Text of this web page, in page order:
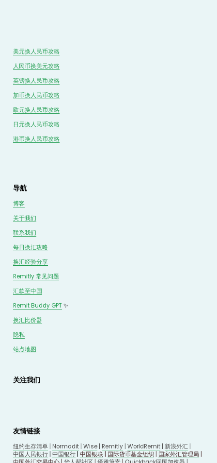
导航
博客
关于我们
联系我们
每日换汇攻略
换汇经验分享
Remitly 常见问题
汇款至中国
Remit Buddy GPT ✨
换汇比价器
隐私
站点地图
美元换人民币攻略
人民币换美元攻略
英镑换人民币攻略
加币换人民币攻略
欧元换人民币攻略
日元换人民币攻略
港币换人民币攻略
关注我们
友情链接
纽约生存清单 | Normadit | Wise | Remitly | WorldRemit | 新浪外汇 |
中国人民银行 | 中国银行 | 中国银联 | 国际货币基金组织 | 国家外汇管理局